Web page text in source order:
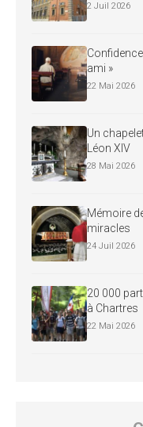
2 Juil 2026
ami »
22 Mai 2026
Un
Léon XIV
28 Mai 2026
Mémoire
miracles
24 Juil 2026
20 000
à Chartres
22 Mai 2026